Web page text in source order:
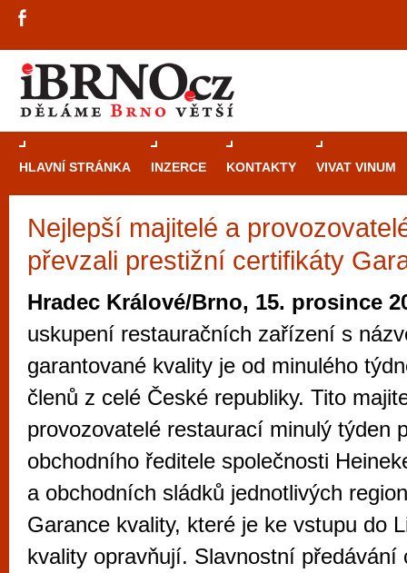
HLAVNÍ STRÁNKA INZERCE KONTAKTY VIVAT VINUM
Nejlepší majitelé a
převzali prestižní certifikáty
Hradec Králové/Brno, 15. prosince
uskupení restauračních zařízení s
garantované kvality je od minulého
členů z celé České republiky. Tito
provozovatelé restaurací minulý týden
obchodního ředitele společnosti
a obchodních sládků jednotlivých
Garance kvality, které je ke vstupu do
kvality opravňují. Slavnostní předávání
Průvodce
Brně: Od
Brno je
zajímavé
restaurace,
Mimo jiné je ale také místem, kde si
vyzkoušet různé kasinové hry. V
metropoli naleznete širokou nabídku her
po moderní automaty jak pro pravidelné
příležitostné hráče. V...